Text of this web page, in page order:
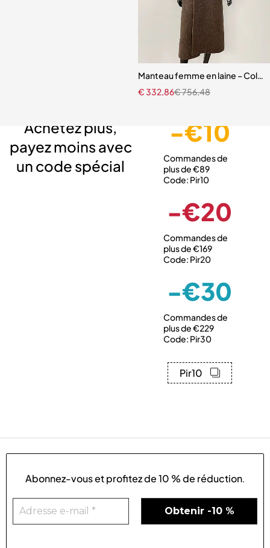
Manteau femme en laine – Col
€756,48
€332,86
Achetez plus,
payez moins avec
un code spécial
-€10
Commandes de
plus de €89
Code: Pir10
-€20
Commandes de
plus de €169
Code: Pir20
-€30
Commandes de
plus de €229
Code: Pir30
Pir10
Abonnez-vous et profitez de10 % de réduction.